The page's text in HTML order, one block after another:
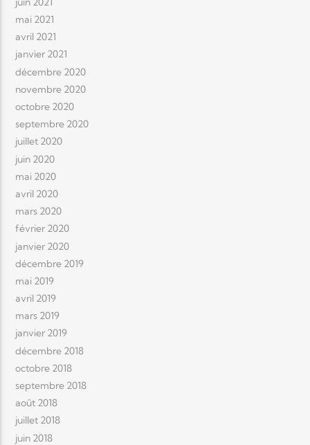
mai 2021
avril 2021
janvier 2021
décembre 2020
novembre 2020
octobre 2020
septembre 2020
juillet 2020
juin 2020
mai 2020
avril 2020
mars 2020
février 2020
janvier 2020
décembre 2019
mai 2019
avril 2019
mars 2019
janvier 2019
décembre 2018
octobre 2018
septembre 2018
août 2018
juillet 2018
juin 2018